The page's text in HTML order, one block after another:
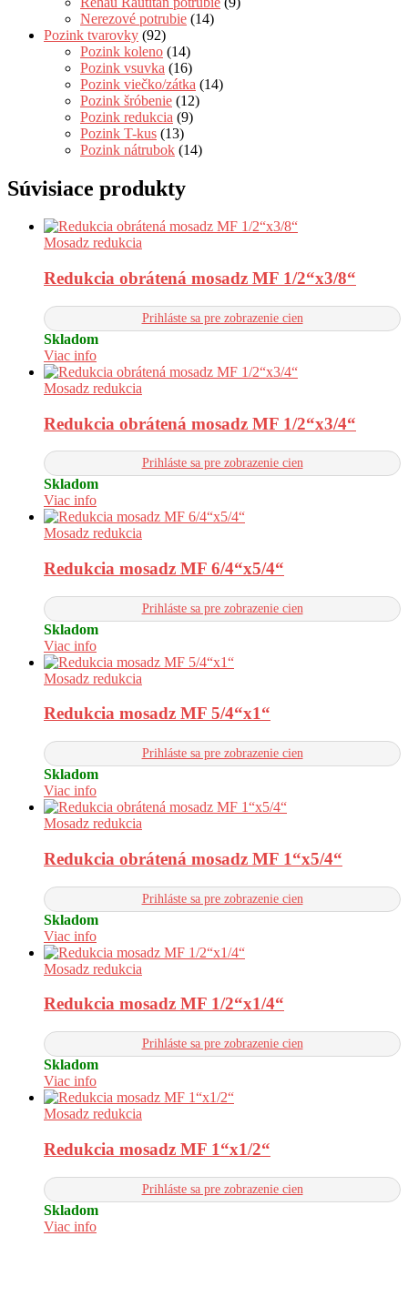
Nerezové potrubie (14)
Pozink tvarovky (92)
Pozink koleno (14)
Pozink vsuvka (16)
Pozink viečko/zátka (14)
Pozink šróbenie (12)
Pozink redukcia (9)
Pozink T-kus (13)
Pozink nátrubok (14)
Súvisiace produkty
Mosadz redukcia
Redukcia obrátená mosadz MF 1/2“x3/8“
Prihláste sa pre zobrazenie cien
Skladom
Viac info
Mosadz redukcia
Redukcia obrátená mosadz MF 1/2“x3/4“
Prihláste sa pre zobrazenie cien
Skladom
Viac info
Mosadz redukcia
Redukcia mosadz MF 6/4“x5/4“
Prihláste sa pre zobrazenie cien
Skladom
Viac info
Mosadz redukcia
Redukcia mosadz MF 5/4“x1“
Prihláste sa pre zobrazenie cien
Skladom
Viac info
Mosadz redukcia
Redukcia obrátená mosadz MF 1“x5/4“
Prihláste sa pre zobrazenie cien
Skladom
Viac info
Mosadz redukcia
Redukcia mosadz MF 1/2“x1/4“
Prihláste sa pre zobrazenie cien
Skladom
Viac info
Mosadz redukcia
Redukcia mosadz MF 1“x1/2“
Prihláste sa pre zobrazenie cien
Skladom
Viac info